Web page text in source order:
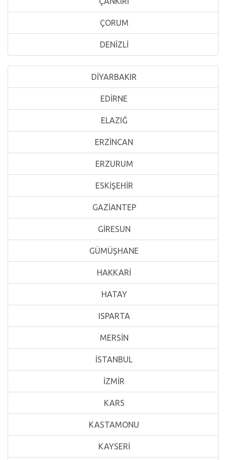
ÇORUM
DENİZLİ
DİYARBAKIR
EDİRNE
ELAZIĞ
ERZİNCAN
ERZURUM
ESKİŞEHİR
GAZİANTEP
GİRESUN
GÜMÜŞHANE
HAKKARİ
HATAY
ISPARTA
MERSİN
İSTANBUL
İZMİR
KARS
KASTAMONU
KAYSERİ